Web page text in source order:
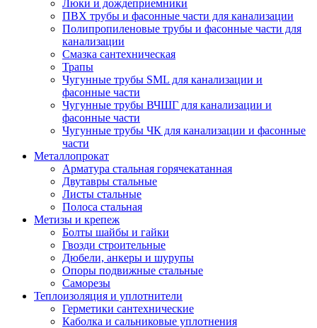
Люки и дождеприемники
ПВХ трубы и фасонные части для канализации
Полипропиленовые трубы и фасонные части для
канализации
Смазка сантехническая
Трапы
Чугунные трубы SML для канализации и
фасонные части
Чугунные трубы ВЧШГ для канализации и
фасонные части
Чугунные трубы ЧК для канализации и фасонные
части
Металлопрокат
Арматура стальная горячекатанная
Двутавры стальные
Листы стальные
Полоса стальная
Метизы и крепеж
Болты шайбы и гайки
Гвозди строительные
Дюбели, анкеры и шурупы
Опоры подвижные стальные
Саморезы
Теплоизоляция и уплотнители
Герметики сантехнические
Каболка и сальниковые уплотнения